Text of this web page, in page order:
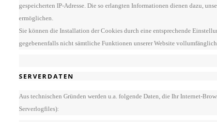
gespeicherten IP-Adresse. Die so erlangten Informationen dienen dazu,
ermöglichen.
Sie können die Installation der Cookies durch eine entsprechende
gegebenenfalls nicht sämtliche Funktionen unserer Website
SERVERDATEN
Aus technischen Gründen werden u.a. folgende Daten, die Ihr Internet-
Serverlogfiles):